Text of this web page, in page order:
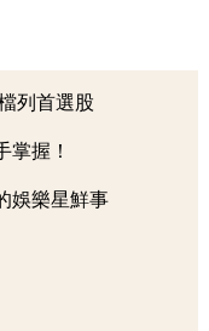
列首選股
握！
娛樂星鮮事